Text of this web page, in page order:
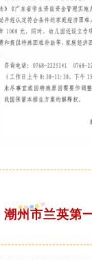
潮州市兰英第